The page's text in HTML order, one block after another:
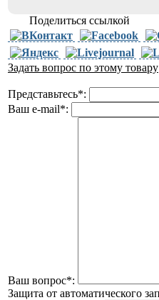
Поделиться ссылкой
Задать вопрос по этому товару
Представьтесь*:
Ваш e-mail*:
Ваш вопрос*:
Защита от автоматического